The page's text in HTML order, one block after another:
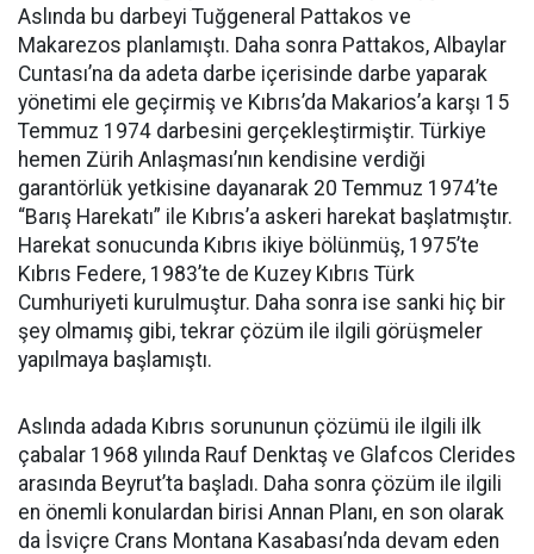
Aslında bu darbeyi Tuğgeneral Pattakos ve
Makarezos planlamıştı. Daha sonra Pattakos, Albaylar
Cuntası’na da adeta darbe içerisinde darbe yaparak
yönetimi ele geçirmiş ve Kıbrıs’da Makarios’a karşı 15
Temmuz 1974 darbesini gerçekleştirmiştir. Türkiye
hemen Zürih Anlaşması’nın kendisine verdiği
garantörlük yetkisine dayanarak 20 Temmuz 1974’te
“Barış Harekatı” ile Kıbrıs’a askeri harekat başlatmıştır.
Harekat sonucunda Kıbrıs ikiye bölünmüş, 1975’te
Kıbrıs Federe, 1983’te de Kuzey Kıbrıs Türk
Cumhuriyeti kurulmuştur. Daha sonra ise sanki hiç bir
şey olmamış gibi, tekrar çözüm ile ilgili görüşmeler
yapılmaya başlamıştı.
Aslında adada Kıbrıs sorununun çözümü ile ilgili ilk
çabalar 1968 yılında Rauf Denktaş ve Glafcos Clerides
arasında Beyrut’ta başladı. Daha sonra çözüm ile ilgili
en önemli konulardan birisi Annan Planı, en son olarak
da İsviçre Crans Montana Kasabası’nda devam eden